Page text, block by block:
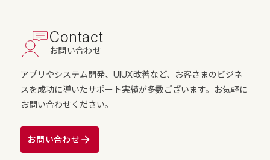
Contact
お問い合わせ
アプリやシステム開発、UIUX改善など、お客さまのビジネ
スを成功に導いたサポート実績が多数ございます。お気軽に
お問い合わせください。
お問い合わせ